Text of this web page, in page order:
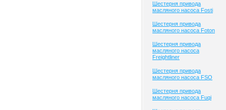
Шестерня привода
масляного насоса Fosti
Шестерня привода
масляного насоса Foton
Шестерня привода
масляного насоса
Freightliner
Шестерня привода
масляного насоса FSO
Шестерня привода
масляного насоса Fuqi